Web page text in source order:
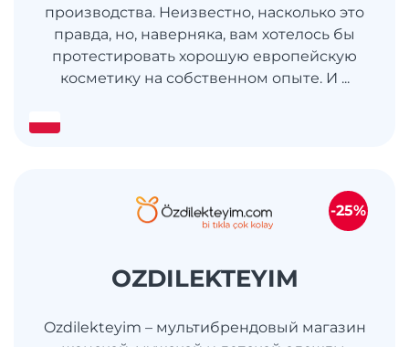
производства. Неизвестно, насколько это
правда, но, наверняка, вам хотелось бы
протестировать хорошую европейскую
косметику на собственном опыте. И ...
OZDILEKTEYIM
Ozdilekteyim – мультибрендовый магазин
-25%